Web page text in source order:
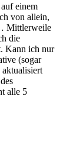
einem
von allein,
Mittlerweile
die
Kann ich nur
(sogar
alle 5